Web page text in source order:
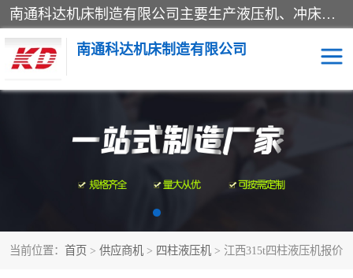
南通科达机床制造有限公司主要生产液压机、冲床、压力机等产品；本公司采用现代化企业的管理方法进行管理，立足于产品的质量管理，以优秀的品质、新颖的设计、合理的价格、完善的服务赢得广大客户的充分信赖和良好的口碑。领导层将运用科学管理方法及长期积累下来的经验和广泛领域吸取来新的技术不断调整产品结构，为市场提供精良的各类机械设备。企业将坚持与国内外各界朋友，真诚合作，共创辉煌。
南通科达机床制造有限公司
当前位置： 首页 > 供应商机 > 四柱液压机 > 江西315t四柱液压机报价
四柱液压机 液压机
卷板机